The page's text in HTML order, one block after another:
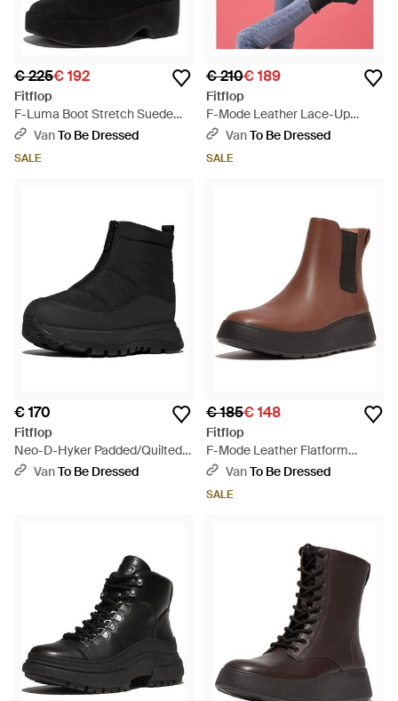
€ 225€ 192
Fitflop
F-Luma Boot Stretch Suede
(Wrapped) - Zwart
VanTo Be Dressed
SALE
€ 210€ 189
Fitflop
F-Mode Leather Lace-Up
Flatform Ankle Boots - Roze
VanTo Be Dressed
SALE
€ 170
Fitflop
Neo-D-Hyker Padded/Quilted
Boot Short (Zip) - Zwart
VanTo Be Dressed
€ 185€ 148
Fitflop
F-Mode Leather Flatform
Chelsea Boots - Bruin
VanTo Be Dressed
SALE